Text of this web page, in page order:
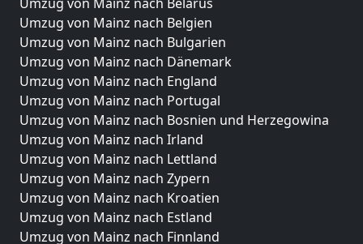
Umzug von Mainz nach Belgien
Umzug von Mainz nach Bulgarien
Umzug von Mainz nach Dänemark
Umzug von Mainz nach England
Umzug von Mainz nach Portugal
Umzug von Mainz nach Bosnien und Herzegowina
Umzug von Mainz nach Irland
Umzug von Mainz nach Lettland
Umzug von Mainz nach Zypern
Umzug von Mainz nach Kroatien
Umzug von Mainz nach Estland
Umzug von Mainz nach Finnland